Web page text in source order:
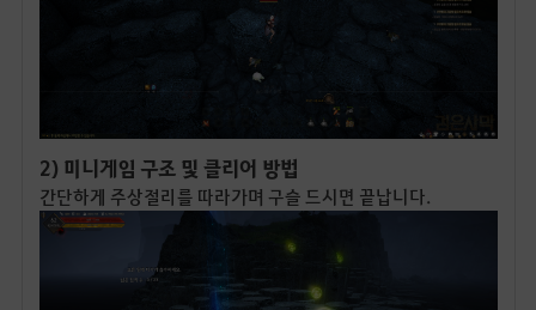
2) 미니게임 구조 및 클리어 방법
간단하게 주상절리를 따라가며 구슬 드시면 끝납니다.